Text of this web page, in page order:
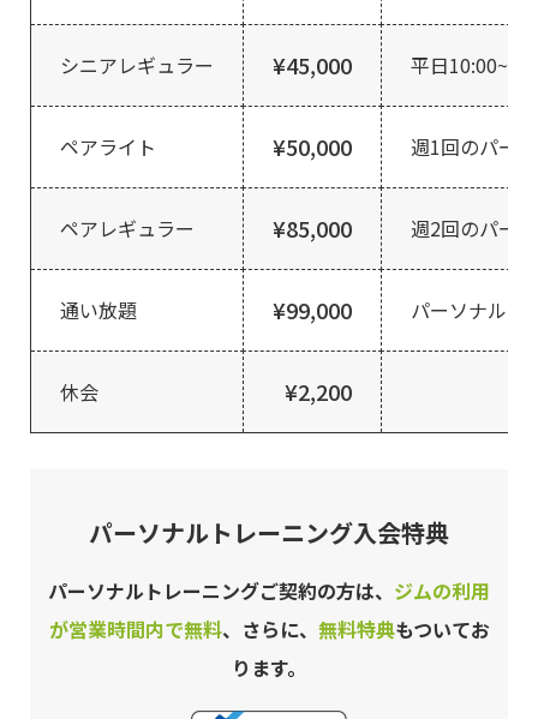
シニアレギュラー ¥45,000 平日
ペアライト ¥50,000 週1回のパー
ペアレギュラー ¥85,000 週2回のパー
通い放題 ¥99,000 パーソナルト
休会 ¥2,200
パーソナルトレーニング入会特典
パーソナルトレーニングご契約の方は、 ジムの利用
が営業時間内で無料、さらに、 無料特典もついてお
ります。